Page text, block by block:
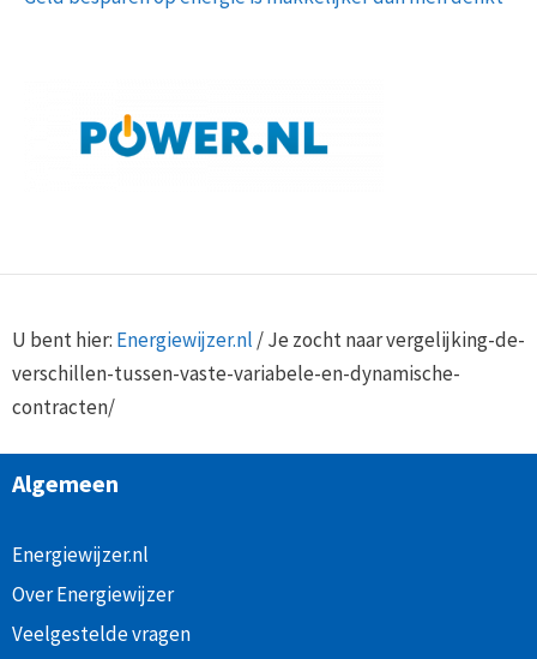
U bent hier: Energiewijzer.nl /Je zocht naar vergelijking-de-
verschillen-tussen-vaste-variabele-en-dynamische-
contracten/
Algemeen
Energiewijzer.nl
Over Energiewijzer
Veelgestelde vragen